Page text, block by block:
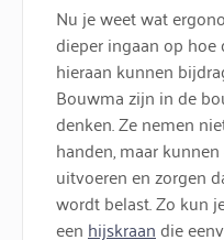
Nu je weet wat
dieper ingaan op
hieraan kunnen
Bouwma zijn in de
denken. Ze nemen
handen, maar
uitvoeren en zorgen
wordt belast. Zo kun
een hijskraandie